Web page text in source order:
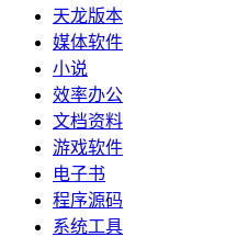
天龙版本
媒体软件
小说
效率办公
文档资料
游戏软件
电子书
程序源码
系统工具